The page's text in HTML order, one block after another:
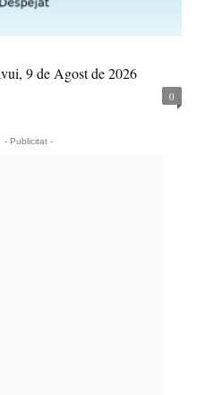
9 de Agost de 2026
0
- Publicitat -